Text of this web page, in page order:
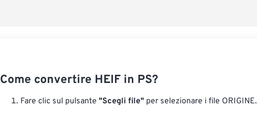
Come convertire HEIF in PS?
Fare clic sul pulsante "Scegli file" per selezionare i file ORIGINE.